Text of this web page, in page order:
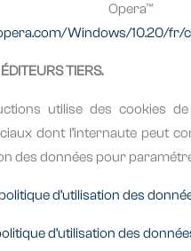
Windows/10.20/fr/
TIERS.
utilise des cookies
dont l’internaute peut
des données pour
d’utilisation des
d’utilisation des